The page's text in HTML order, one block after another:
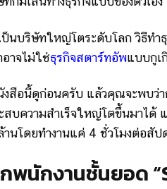
นบริษัทใหญ่โตระดับโลก วิธีทำ
าจไม่ใช่ธุรกิจสตาร์ทอัพแบบกูเ
สือนี้ดูก่อนครับ แล้วคุณจะพบว่
สบความสำเร็จใหญ่โตขึ้นมาไ
นโดยทำงานแค่ 4 ชั่วโมงต่อสั
พนักงานชั้นยอด